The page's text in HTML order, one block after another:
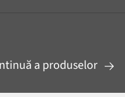
a produselor